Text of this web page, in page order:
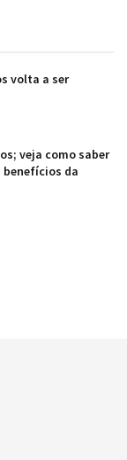
volta a ser
veja como saber
benefícios da